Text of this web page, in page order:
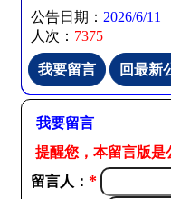
公告日期：2026/6/11
人次： 7375
我要留言
提醒您，本留言版是
留言人： *